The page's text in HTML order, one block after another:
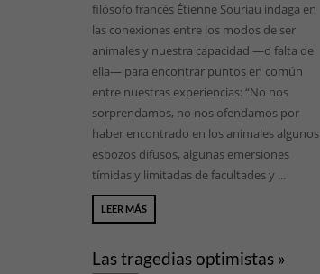
filósofo francés Étienne Souriau indaga en
las conexiones entre los modos de ser
animales y nuestra capacidad —o falta de
ella— para encontrar puntos en común
entre nuestras experiencias: “No nos
sorprendamos, no nos ofendamos por
haber encontrado en los animales algunos
esbozos difusos, algunas emersiones
tímidas y limitadas de facultades y ...
LEER MÁS
Las tragedias optimistas »